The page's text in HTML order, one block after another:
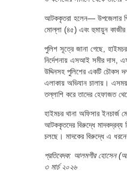
আটককৃতরা হলেন— উপজেলার
মোল্লা (৪৫) এবং হুমায়ুন
পুলিশ সূত্রে জানা গেছে,
নির্দেশনায় এসআই সমীর
উদ্দিনসহ পুলিশের একটি চৌকস
এলাকায় অভিযান চালায়।
তল্লাশি করে তাদের হেফাজত
হাইমচর থানা অফিসার ইনচার্জ
আটককৃতদের বিরুদ্ধে মাদকদ্রব্য
চলছে। মাদকের বিরুদ্ধে এ
প্রতিবেদক: আলমগীর হোসেন
৩ মার্চ ২০২৬